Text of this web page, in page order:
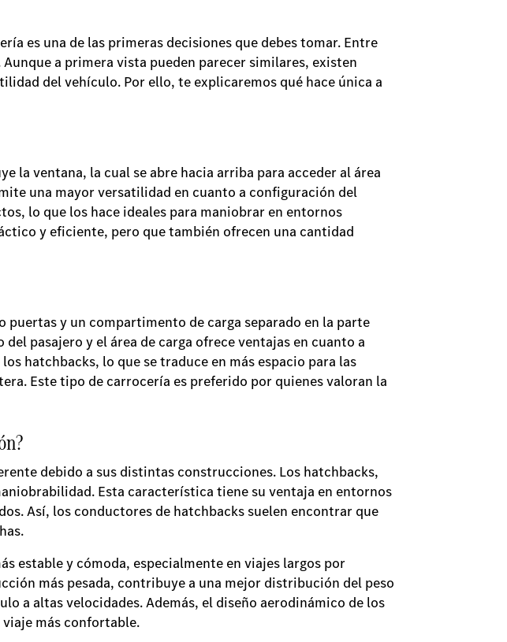
es una de las primeras decisiones que debes tomar. Entre
a primera vista pueden parecer similares, existen
del vehículo. Por ello, te explicaremos qué hace única a
la ventana, la cual se abre hacia arriba para acceder al área
una mayor versatilidad en cuanto a configuración del
lo que los hace ideales para maniobrar en entornos
y eficiente, pero que también ofrecen una cantidad
y un compartimento de carga separado en la parte
pasajero y el área de carga ofrece ventajas en cuanto a
hatchbacks, lo que se traduce en más espacio para las
Este tipo de carrocería es preferido por quienes valoran la
debido a sus distintas construcciones. Los hatchbacks,
Esta característica tiene su ventaja en entornos
Así, los conductores de hatchbacks suelen encontrar que
estable y cómoda, especialmente en viajes largos por
más pesada, contribuye a una mejor distribución del peso
a altas velocidades. Además, el diseño aerodinámico de los
más confortable.